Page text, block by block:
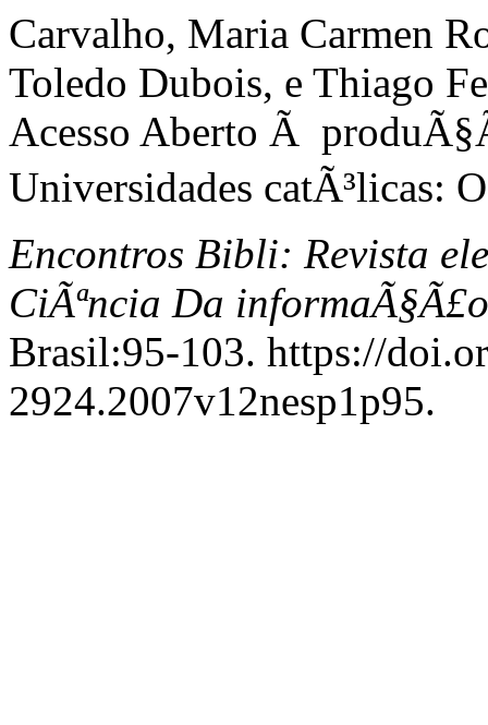
Carvalho, Maria Carmen
Toledo Dubois, e Thiago
Acesso Aberto Ã
Universidades catÃ³licas:
Encontros Bibli: Revista
CiÃªncia Da informaÃ§Ã£o
Brasil:95-103. https://
2924.2007v12nesp1p95.